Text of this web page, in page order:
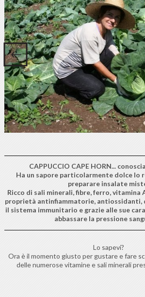
CAPPUCCIO CAPE HORN...
Ha un sapore particolarmente dolce lo
preparare insalate
Ricco di sali minerali, fibre, ferro, vitamina
proprietà antinfiammatorie, antiossidanti,
il sistema immunitario e grazie alle sue
abbassare la pressione
Lo sapevi?
Ora è il momento giusto per gustare e fare
delle numerose vitamine e sali minerali